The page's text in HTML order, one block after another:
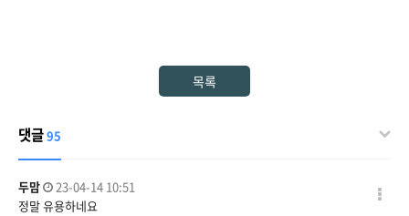
목록
댓글95
두맘
23-04-14 10:51
정말 유용하네요